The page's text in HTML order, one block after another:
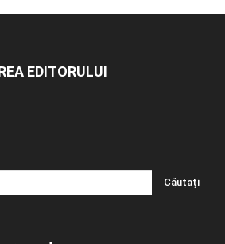
EDITORULUI